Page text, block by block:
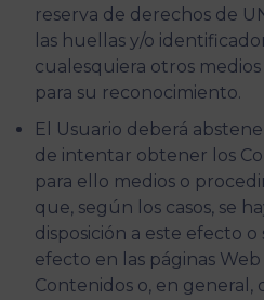
reserva de derechos de
las huellas y/o
cualesquiera otros
para su reconocimiento.
El Usuario deberá
de intentar obtener los
para ello medios o
que, según los casos, se
disposición a este efecto
efecto en las páginas
Contenidos o, en general,